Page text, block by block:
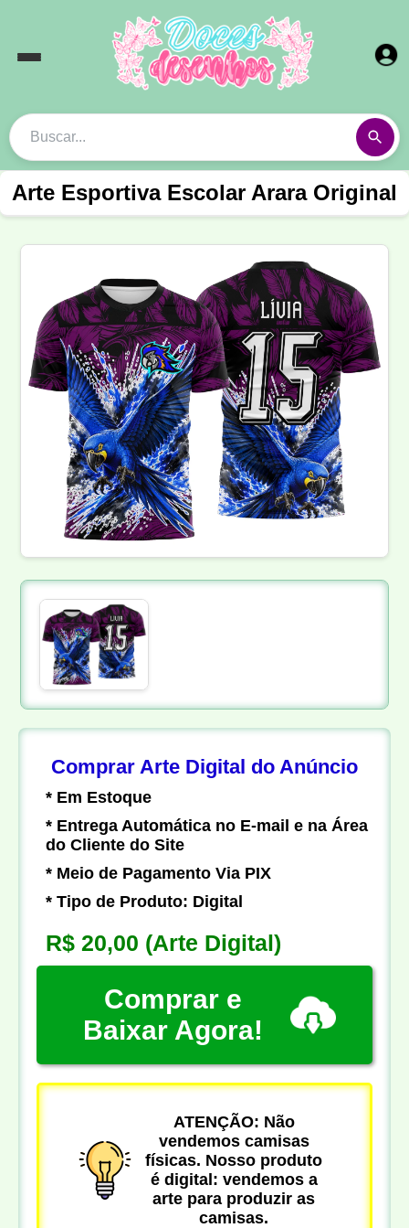
Arte Esportiva Escolar Arara Original
Comprar Arte Digital do Anúncio
* Em Estoque
* Entrega Automática no E-mail e na Área
do Cliente do Site
* Meio de Pagamento Via PIX
* Tipo de Produto: Digital
R$ 20,00 (Arte Digital)
Comprar e
Baixar Agora!
ATENÇÃO: Não
vendemos camisas
físicas. Nosso produto
é digital: vendemos a
arte para produzir as
camisas.